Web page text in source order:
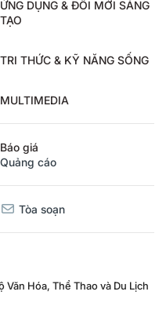
ỨNG DỤNG & ĐỔI MỚI SÁNG
TẠO
TRI THỨC & KỸ NĂNG SỐNG
MULTIMEDIA
Báo giá
Quảng cáo
Tòa soạn
Văn Hóa, Thể Thao và Du Lịch